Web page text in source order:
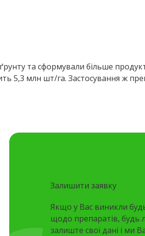
та сформували більше
5,3 млн шт/га. Застосування ж
Залишити заявку
Якщо у Вас виникли
щодо препаратів, будь
залиште свої дані і ми